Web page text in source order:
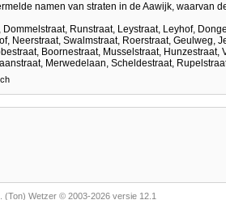
namen van straten in de Aawijk, waarvan
Runstraat, Leystraat, Leyhof,
Neerstraat, Swalmstraat, Roerstraat, Geulweg,
Boornestraat, Musselstraat, Hunzestraat,
Merwedelaan, Scheldestraat,
(Ton) Wetzer © 2003-2026 versie 12.1